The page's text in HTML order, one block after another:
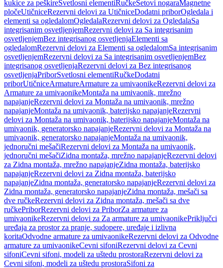
kukice za peškireSvetlosni elementiRučkeSetovi nogaraMagnetne
pločeUtičniceRezervni delovi za UtičniceDodatni priborOgledala i
elementi sa ogledalomOgledalaRezervni delovi za OgledalaSa
integrisanim osvetljenjemRezervni delovi za Sa integrisanim
osvetljenjemBez integrisanog osvetljenjaElementi sa
ogledalomRezervni delovi za Elementi sa ogledalomSa integrisanim
osvetljenjemRezervni delovi za Sa integrisanim osvetljenjemBez
integrisanog osvetljenjaRezervni delovi za Bez integrisanog
osvetljenjaPriborSvetlosni elementiRučkeDodatni
priborUtičniceArmatureArmature za umivaonikeRezervni delovi za
Armature za umivaonikeMontaža na umivaonik, mrežno
napajanjeRezervni delovi za Montaža na umivaonik, mrežno
napajanjeMontaža na umivaonik, baterijsko napajanjeRezervni
delovi za Montaža na umivaonik, baterijsko napajanjeMontaža na
umivaonik, generatorsko napajanjeRezervni delovi za Montaža na
umivaonik, generatorsko napajanjeMontaža na umivaonik,
jednoručni mešačiRezervni delovi za Montaža na umivaonik,
jednoručni mešačiZidna montaža, mrežno napajanjeRezervni delovi
za Zidna montaža, mrežno napajanjeZidna montaža, baterijsko
napajanjeRezervni delovi za Zidna montaža, baterijsko
napajanjeZidna montaža, generatorsko napajanjeRezervni delovi za
Zidna montaža, generatorsko napajanjeZidna montaža, mešači sa
dve ručkeRezervni delovi za Zidna montaža, mešači sa dve
ručkePriborRezervni delovi za PriborZa armature za
umivaonikeRezervni delovi za Za armature za umivaonikePriključci
uređaja za prostor za pranje, sudopere, uređaje i izlivna
koritaOdvodne armature za umivaonikeRezervni delovi za Odvodne
armature za umivaonikeCevni sifoniRezervni delovi za Cevni
sifoniCevni sifoni, modeli za uštedu prostoraRezervni delovi za
Cevni sifoni, modeli za uštedu prostoraSifoni za